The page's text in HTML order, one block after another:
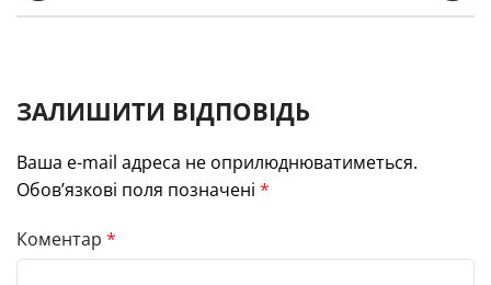
ЗАЛИШИТИ ВІДПОВІДЬ
Ваша e-mail адреса не оприлюднюватиметься.
Обов’язкові поля позначені *
Коментар *